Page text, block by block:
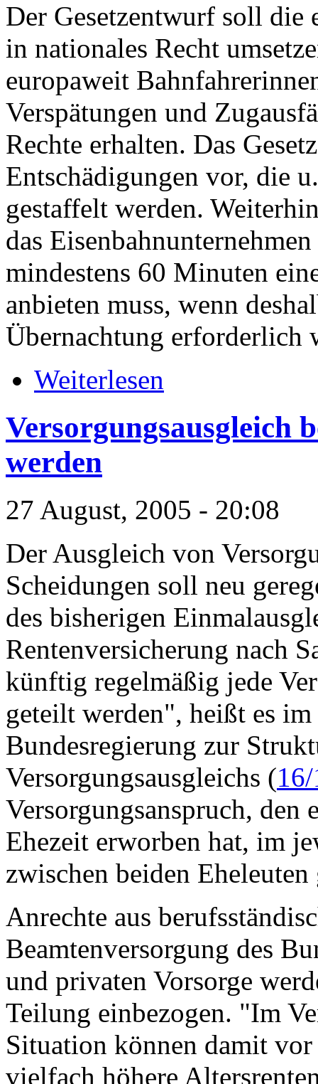
Der Gesetzentwurf soll die
in nationales Recht
europaweit
Verspätungen und
Rechte erhalten. Das
Entschädigungen vor, die
gestaffelt werden.
das
mindestens 60 Minuten
anbieten muss, wenn
Übernachtung erforderlich
Weiterlesen
Versorgungsausgleich
werden
27 August, 2005 - 20:08
Der Ausgleich von
Scheidungen soll neu
des bisherigen
Rentenversicherung nach
künftig regelmäßig jede
geteilt werden", heißt es
Bundesregierung zur
Versorgungsausgleichs (
Versorgungsanspruch, den
Ehezeit erworben hat, im
zwischen beiden
Anrechte aus
Beamtenversorgung des
und privaten Vorsorge
Teilung einbezogen. "Im
Situation können damit vor
vielfach höhere